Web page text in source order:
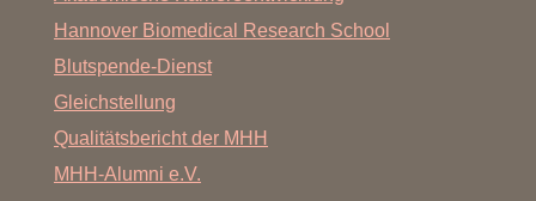
Hannover Biomedical Research School
Blutspende-Dienst
Gleichstellung
Qualitätsbericht der MHH
MHH-Alumni e.V.